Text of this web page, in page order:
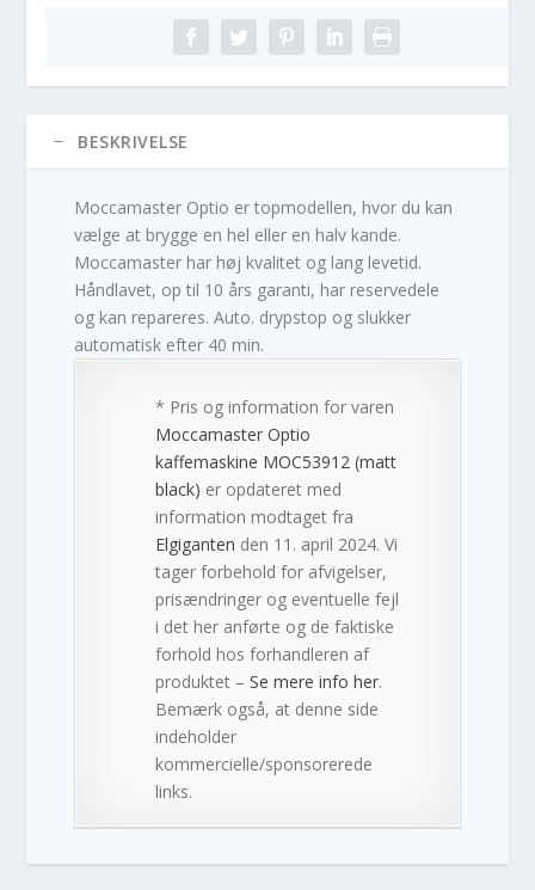
BESKRIVELSE
Moccamaster Optio er topmodellen, hvor du kan
vælge at brygge en hel eller en halv kande.
Moccamaster har høj kvalitet og lang levetid.
Håndlavet, op til 10 års garanti, har reservedele
og kan repareres. Auto. drypstop og slukker
automatisk efter 40 min.
* Pris og information for varen
Moccamaster Optio
kaffemaskine MOC53912 (matt
black) er opdateret med
information modtaget fra
Elgiganten den 11. april 2024. Vi
tager forbehold for afvigelser,
prisændringer og eventuelle fejl
i det her anførte og de faktiske
forhold hos forhandleren af
produktet –Se mere info her.
Bemærk også, at denne side
indeholder
kommercielle/sponsorerede
links.